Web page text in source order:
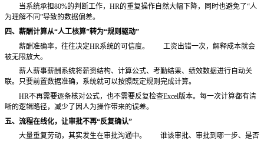
当系统承担80%的判断工作，HR的重复操作自然大幅下降，同时也避免了“人
为理解不同”导致的数据偏差。
四、薪酬计算从“人工核算”转为“规则驱动”
薪酬准确率，往往决定HR系统的可信度。
工资出错一次，解释成本就会
被无限放大。
薪人薪事薪酬系统将薪资结构、计算公式、考勤结果、绩效数据进行自动关
联。只要前置数据准确，系统就可以按照既定规则完成计算。
HR不再需要逐条核对公式，也不需要反复检查Excel版本。每一次计算都有清
晰的逻辑路径，减少了因人为操作带来的误差。
五、流程在线化，让审批不再“反复确认”
大量重复劳动，其实发生在审批沟通中。
谁该审批、审批到哪一步、是否